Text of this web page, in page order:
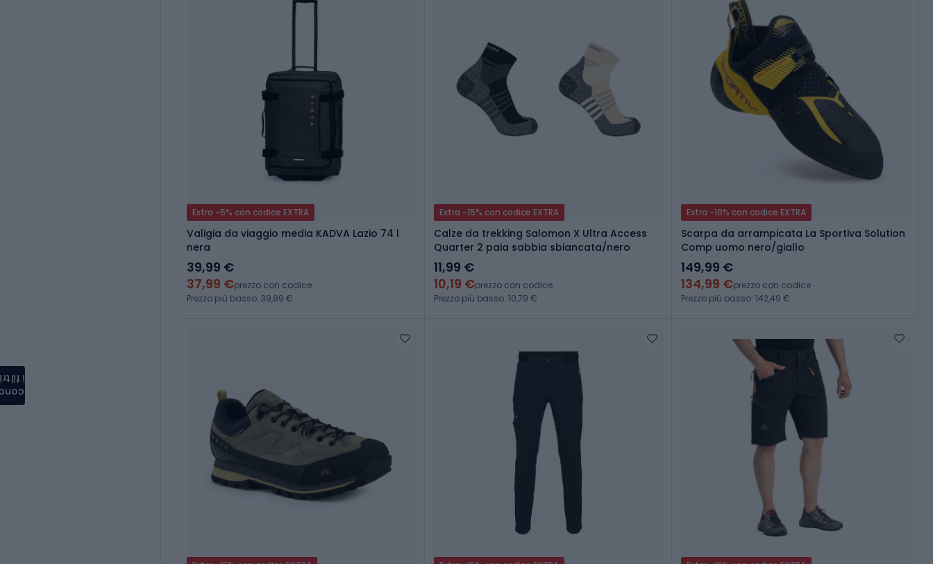
Extra -5% con codice EXTRA
Valigia da viaggio media KADVA Lazio 74 l
nera
39,99 €
37,99 €prezzo con codice
Prezzo più basso: 39,99 €
Extra -15% con codice EXTRA
Calze da trekking Salomon X Ultra Access
Quarter 2 paia sabbia sbiancata/nero
11,99 €
10,19 €prezzo con codice
Prezzo più basso: 10,79 €
Extra -10% con codice EXTRA
Scarpa da arrampicata La Sportiva Solution
Comp uomo nero/giallo
149,99 €
134,99 €prezzo con codice
Prezzo più basso: 142,49 €
i filtri